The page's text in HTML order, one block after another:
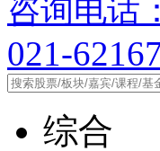
咨询电话：
021-
综合